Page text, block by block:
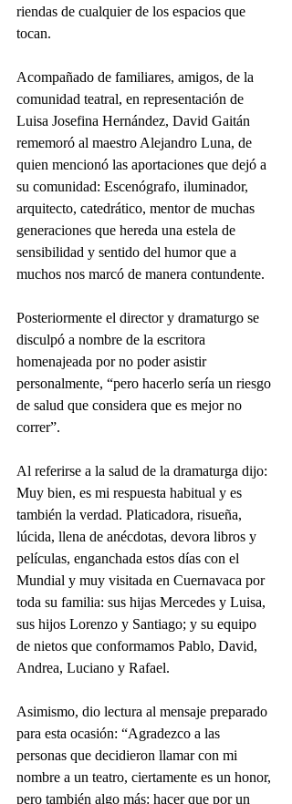
riendas de cualquier de los espacios que
tocan.
Acompañado de familiares, amigos, de la
comunidad teatral, en representación de
Luisa Josefina Hernández, David Gaitán
rememoró al maestro Alejandro Luna, de
quien mencionó las aportaciones que dejó a
su comunidad: Escenógrafo, iluminador,
arquitecto, catedrático, mentor de muchas
generaciones que hereda una estela de
sensibilidad y sentido del humor que a
muchos nos marcó de manera contundente.
Posteriormente el director y dramaturgo se
disculpó a nombre de la escritora
homenajeada por no poder asistir
personalmente, “pero hacerlo sería un riesgo
de salud que considera que es mejor no
correr”.
Al referirse a la salud de la dramaturga dijo:
Muy bien, es mi respuesta habitual y es
también la verdad. Platicadora, risueña,
lúcida, llena de anécdotas, devora libros y
películas, enganchada estos días con el
Mundial y muy visitada en Cuernavaca por
toda su familia: sus hijas Mercedes y Luisa,
sus hijos Lorenzo y Santiago; y su equipo
de nietos que conformamos Pablo, David,
Andrea, Luciano y Rafael.
Asimismo, dio lectura al mensaje preparado
para esta ocasión: “Agradezco a las
personas que decidieron llamar con mi
nombre a un teatro, ciertamente es un honor,
pero también algo más: hacer que por un